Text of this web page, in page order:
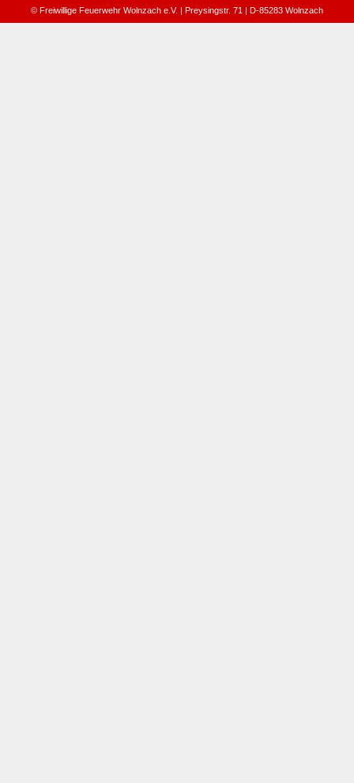
© Freiwillige Feuerwehr Wolnzach e.V. | Preysingstr. 71 | D-85283 Wolnzach